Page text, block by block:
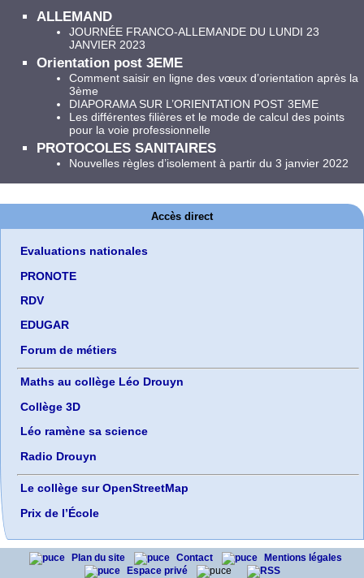
ALLEMAND
JOURNÉE FRANCO-ALLEMANDE DU LUNDI 23
JANVIER 2023
Orientation post 3EME
Comment saisir en ligne des vœux d’orientation après la
3ème
DIAPORAMA SUR L’ORIENTATION POST 3EME
Les différentes filières et le mode de calcul des points
pour la voie professionnelle
PROTOCOLES SANITAIRES
Nouvelles règles d’isolement à partir du 3 janvier 2022
Accès direct
Evaluations nationales
PRONOTE
RDV
EDUGAR
Forum de métiers
Maths au collège Léo Drouyn
Collège 3D
Léo ramène sa science
Radio Drouyn
Le collège sur OpenStreetMap
Prix de l’École
Plan du site Contact
Mentions légales
Espace privé